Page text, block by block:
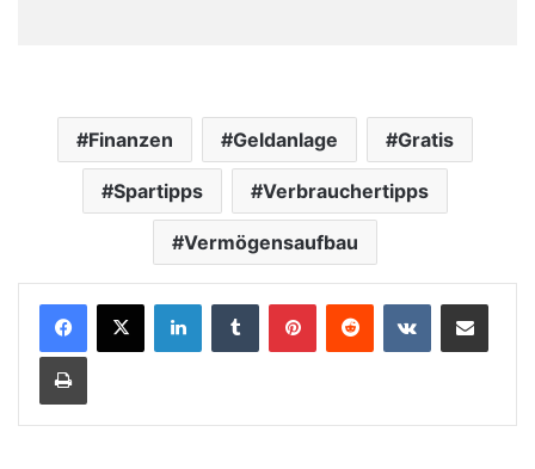
Finanzen Geldanlage Gratis
Spartipps Verbrauchertipps
Vermögensaufbau